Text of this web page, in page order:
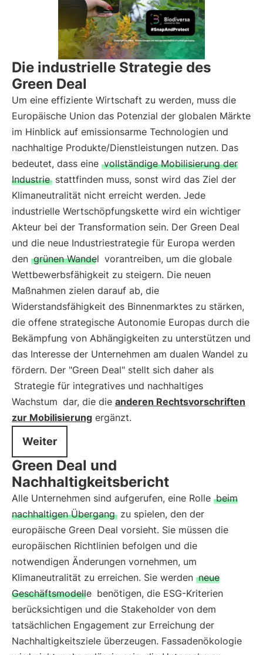
Die industrielle Strategie des
Green Deal
Um eine effiziente Wirtschaft zu werden, muss die
Europäische Union das Potenzial der globalen Märkte
im Hinblick auf emissionsarme Technologien und
nachhaltige Produkte/Dienstleistungen nutzen. Das
bedeutet, dass eine vollständige Mobilisierung der
Industrie stattfinden muss, sonst wird das Ziel der
Klimaneutralität nicht erreicht werden. Jede
industrielle Wertschöpfungskette wird ein wichtiger
Akteur bei der Transformation sein. Der Green Deal
und die neue Industriestrategie für Europa werden
den grünen Wandel vorantreiben, um die globale
Wettbewerbsfähigkeit zu steigern. Die neuen
Maßnahmen zielen darauf ab, die
Widerstandsfähigkeit des Binnenmarktes zu stärken,
die offene strategische Autonomie Europas durch die
Bekämpfung von Abhängigkeiten zu unterstützen und
das Interesse der Unternehmen am dualen Wandel zu
fördern. Der "Green Deal" stellt sich daher als
Strategie für integratives und nachhaltiges
Wachstum dar, die die anderen Rechtsvorschriften
zur Mobilisierung ergänzt.
Weiter
Green Deal und
Nachhaltigkeitsbericht
Alle Unternehmen sind aufgerufen, eine Rolle beim
nachhaltigen Übergang zu spielen, den der
europäische Green Deal vorsieht. Sie müssen die
europäischen Richtlinien befolgen und die
notwendigen Änderungen vornehmen, um
Klimaneutralität zu erreichen. Sie werden neue
Geschäftsmodelle benötigen, die ESG-Kriterien
berücksichtigen und die Stakeholder von dem
tatsächlichen Engagement zur Erreichung der
Nachhaltigkeitsziele überzeugen. Fassadenökologie